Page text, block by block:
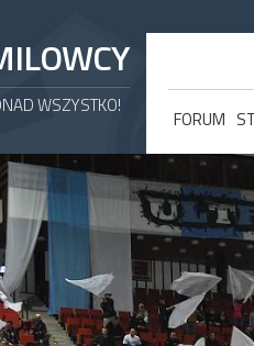
WSZYSTKO!
FORUM